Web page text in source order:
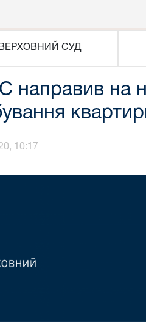
ВЕРХОВНИЙ СУД
направив на
10:17